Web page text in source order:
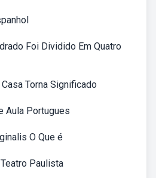
Foi Dividido Em Quatro
Torna Significado
Aula Portugues
O Que é
Paulista